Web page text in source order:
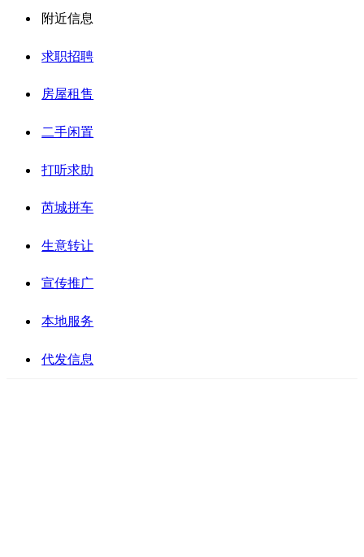
附近信息
求职招聘
房屋租售
二手闲置
打听求助
芮城拼车
生意转让
宣传推广
本地服务
代发信息